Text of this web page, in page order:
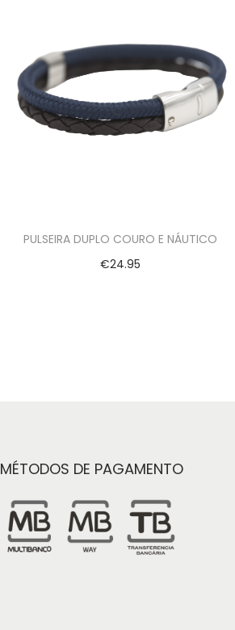
PULSEIRA DUPLO COURO E NÁUTICO
€24.95
MÉTODOS DE PAGAMENTO